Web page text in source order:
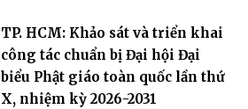
TP. HCM: Khảo sát và triển khai
công tác chuẩn bị Đại hội Đại
biểu Phật giáo toàn quốc lần thứ
X, nhiệm kỳ 2026-2031